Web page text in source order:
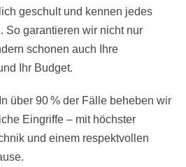
geschult und kennen jedes
So garantieren wir nicht nur
schonen auch Ihre
Ihr Budget.
über 90 % der Fälle beheben wir
Eingriffe – mit höchster
und einem respektvollen